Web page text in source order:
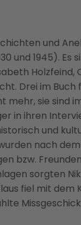
und
und 1945).
Drei im
mehr, sie sind
in ihren
und
nach
bzw.
sorgten
fiel mit